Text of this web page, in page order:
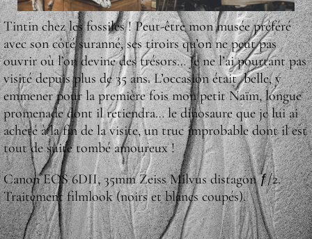
Tintin chez les fossiles ! Peut-être mon musée préféré
avec son côté suranné, ses tiroirs qu’on ne peut pas
ouvrir où l’on devine des trésors… Je ne l’ai pourtant pas
visité depuis plus de 35 ans. L’occasion était belle, y
emmener pour la première fois mon petit Naïm, longue
promenade dont il retiendra… le dinosaure que je lui ai
acheté à la fin de la visite, un truc improbable dont il est
tout de suite tombé amoureux !
Canon EOS 6DII, 35mm Zeiss Milvus distagon ƒ/2.
Traitement filmlook (noirs et blancs coupés).